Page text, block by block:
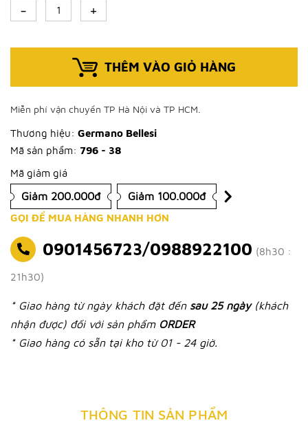
- +
THÊM VÀO GIỎ HÀNG
Miễn phí vận chuyển TP Hà Nội và TP HCM.
Thương hiệu: Germano Bellesi
Mã sản phẩm: 796 - 38
Mã giảm giá
Giảm 200.000đ Giảm 100.000đ
GỌI ĐỂ MUA HÀNG NHANH HƠN
0901456723/0988922100 (8h30 :
21h30)
* Giao hàng từ ngày khách đặt đến sau 25 ngày (khách
nhận được) đối với sản phẩm ORDER
* Giao hàng có sẵn tại kho từ 01 - 24 giờ.
THÔNG TIN SẢN PHẨM